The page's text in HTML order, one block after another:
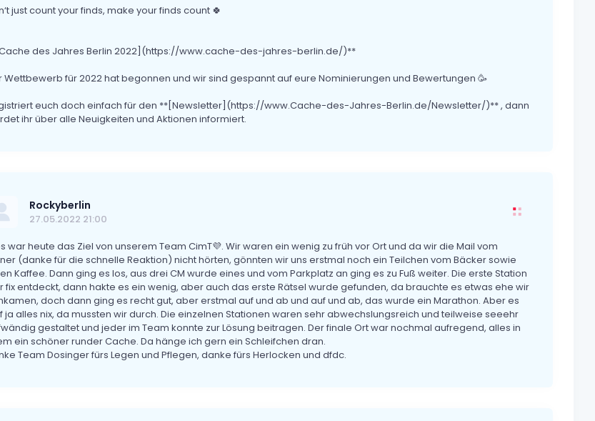
just count your finds, make your finds count 🍀
des Jahres Berlin 2022](https://www.cache-des-jahres-berlin.de/)**
Wettbewerb für 2022 hat begonnen und wir sind gespannt auf eure Nominierungen und Bewertungen 🥳
euch doch einfach für den **[Newsletter](https://www.Cache-des-Jahres-Berlin.de/Newsletter/)** , dann
ihr über alle Neuigkeiten und Aktionen informiert.
Rockyberlin
27.05.2022 21:00
war heute das Ziel von unserem Team CimT💜. Wir waren ein wenig zu früh vor Ort und da wir die Mail vom
(danke für die schnelle Reaktion) nicht hörten, gönnten wir uns erstmal noch ein Teilchen vom Bäcker sowie
Kaffee. Dann ging es los, aus drei CM wurde eines und vom Parkplatz an ging es zu Fuß weiter. Die erste Station
fix entdeckt, dann hakte es ein wenig, aber auch das erste Rätsel wurde gefunden, da brauchte es etwas ehe wir
doch dann ging es recht gut, aber erstmal auf und ab und auf und ab, das wurde ein Marathon. Aber es
ja alles nix, da mussten wir durch. Die einzelnen Stationen waren sehr abwechslungsreich und teilweise seeehr
gestaltet und jeder im Team konnte zur Lösung beitragen. Der finale Ort war nochmal aufregend, alles in
ein schöner runder Cache. Da hänge ich gern ein Schleifchen dran.
Team Dosinger fürs Legen und Pflegen, danke fürs Herlocken und dfdc.